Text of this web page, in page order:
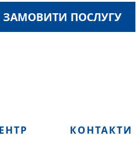
ЗАМОВИТИ ПОСЛУГУ
КОНТАКТИ